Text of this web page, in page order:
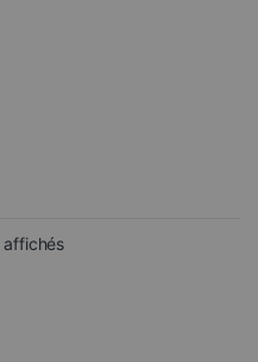
affichésTrié du plus récent au